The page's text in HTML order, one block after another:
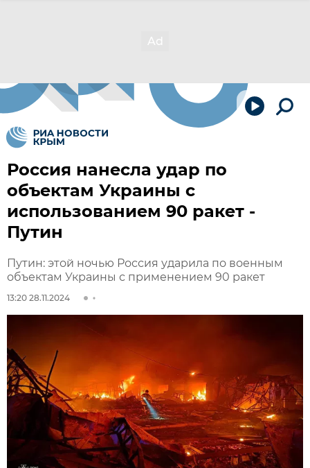
Россия нанесла удар по
объектам Украины с
использованием 90 ракет -
Путин
Путин: этой ночью Россия ударила по военным
объектам Украины с применением 90 ракет
13:20 28.11.2024